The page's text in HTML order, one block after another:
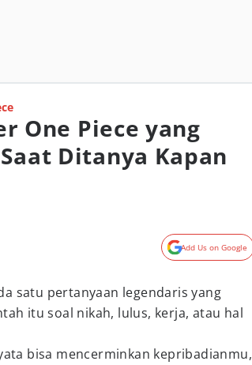
One Piece yang
Ditanya Kapan
Add Us on Google
satu pertanyaan legendaris yang
itu soal nikah, lulus, kerja, atau hal
bisa mencerminkan kepribadianmu,